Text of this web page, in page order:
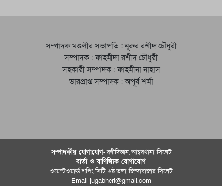
সম্পাদক মণ্ডলীর সভাপতি : নূরুর রশীদ চৌধুরী
সম্পাদক : ফাহমীদা রশীদ চৌধুরী
সহকারী সম্পাদক : ফাহমীনা নাহাস
ভারপ্রাপ্ত সম্পাদক : অপূর্ব শর্মা
সম্পাদকীয় যােগাযোগ-রশীদিস্তান, আম্বরখানা, সিলেট
বার্তা ও বাণিজ্যিক যোগাযােগ
ওয়েস্টওয়ার্ল্ড শপিং সিটি, ৬ষ্ঠ তলা, জিন্দাবাজার, সিলেট
Email-jugabheri@gmail.com